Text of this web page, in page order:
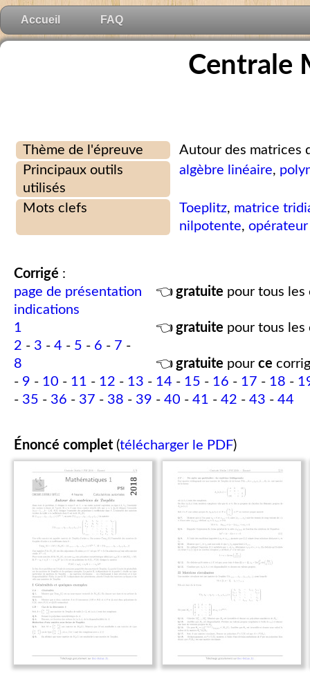
Accueil FAQ
Centrale
Thème de l'épreuve
Autour des matrices
Principaux outils
utilisés
algèbre linéaire,
Mots clefs Toeplitz, matrice
nilpotente,
Corrigé :
page de présentation
👈 gratuite pour tous les
indications
1
👈 gratuite pour tous les
2 - 3 - 4 - 5 - 6 - 7 -
8
👈 gratuite pour ce
- 9 - 10 - 11 - 12 - 13 - 14 - 15 - 16 - 17 - 18 -
- 35 - 36 - 37 - 38 - 39 - 40 - 41 - 42 - 43 - 44
Énoncé complet (télécharger le PDF)